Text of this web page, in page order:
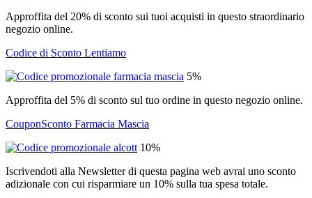
Approffita del 20% di sconto sui tuoi acquisti in questo straordinario
negozio online.
Codice di Sconto Lentiamo
5%
Approffita del 5% di sconto sul tuo ordine in questo negozio online.
CouponSconto Farmacia Mascia
10%
Iscrivendoti alla Newsletter di questa pagina web avrai uno sconto
adizionale con cui risparmiare un 10% sulla tua spesa totale.